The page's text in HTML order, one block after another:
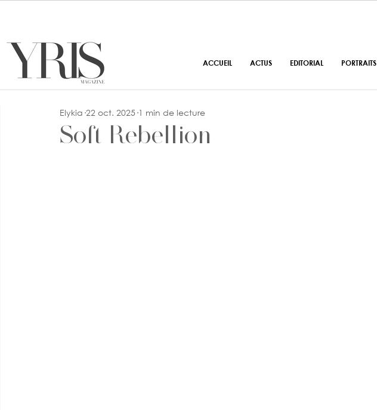
Soft Rebellion
Elykia 22 oct. 2025 1 min de lecture
ACCUEIL ACTUS EDITORIAL PORTRAITS